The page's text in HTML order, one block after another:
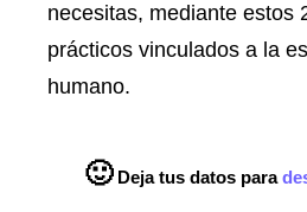
necesitas, mediante estos
prácticos vinculados a la
humano.
🙂Deja tus datos para